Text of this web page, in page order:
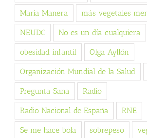
Maria Manera más vegetales
NEUDC No es un día cualquiera
obesidad infantil Olga Ayllón
Organización Mundial de la Salud
Pregunta Sana Radio
Radio Nacional de España RNE
Se me hace bola sobrepeso